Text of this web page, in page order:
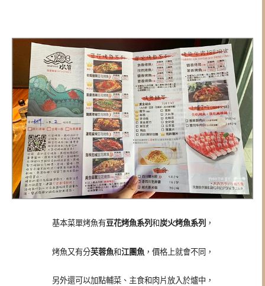
基本菜單烤魚有豆花烤魚系列 和 炭火烤魚系列 ，
烤魚又有分芙蓉魚和江團魚 ，價格上就會不同，
另外還可以加點輔菜、主食和肉片放入於爐中，